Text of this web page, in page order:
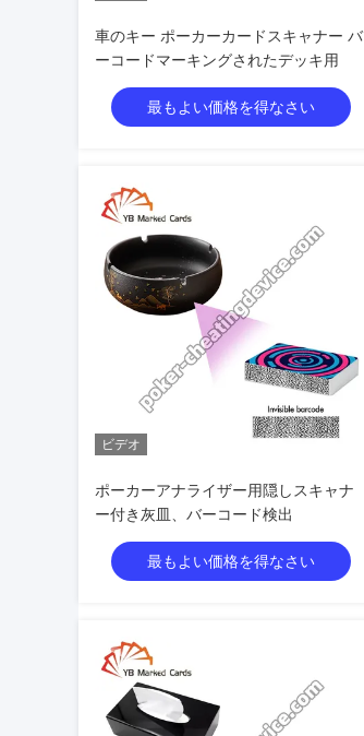
車のキー ポーカーカードスキャナー バ
ーコードマーキングされたデッキ用
最もよい価格を得なさい
ビデオ
ポーカーアナライザー用隠しスキャナ
ー付き灰皿、バーコード検出
最もよい価格を得なさい